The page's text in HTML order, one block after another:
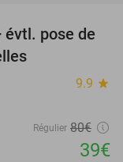
51%
évtl. pose de
9.9 star
Régulier 80€
39€